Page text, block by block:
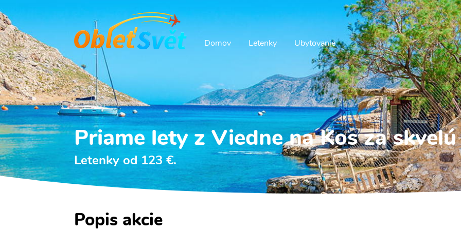
Domov Letenky Ubytovanie
Priame lety z Viedne na Kos za
Letenky od 123 €.
Popis akcie